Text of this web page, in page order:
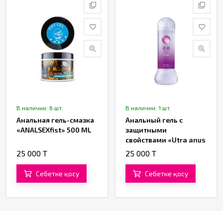
В наличии: 6 шт.
Анальная гель-смазка
«ANALSEXfist» 500 ML
25 000 T
Себетке қосу
В наличии: 1 шт.
Анальный гель с
защитными
свойствами «Utra anus
protection» от «BIJOND»
25 000 T
Себетке қосу